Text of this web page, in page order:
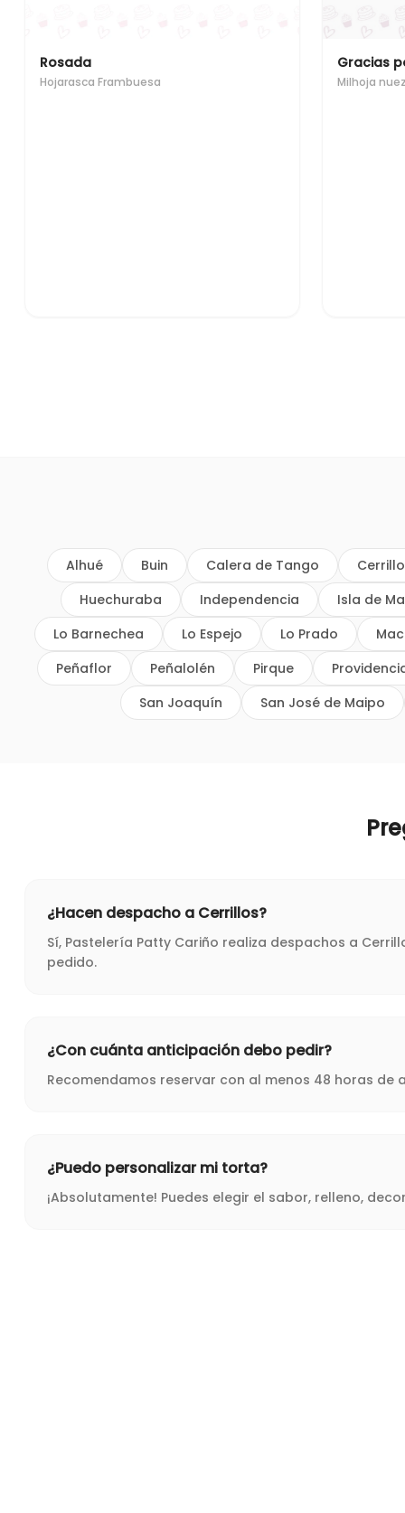
Rosada
Hojarasca Frambuesa
Gracias
Milhoja nuez
Alhué Buin Calera de Tango
Huechuraba
Independencia Isla de
Lo Barnechea
Lo Espejo Lo Prado
Peñaflor
Peñalolén Pirque
San Joaquín
San José de Maipo
¿Hacen despacho a Cerrillos?
Sí, Pastelería Patty Cariño realiza despachos a
pedido.
¿Con cuánta anticipación debo pedir?
Recomendamos reservar con al menos 48 horas
¿Puedo personalizar mi torta?
¡Absolutamente! Puedes elegir el sabor, relleno,